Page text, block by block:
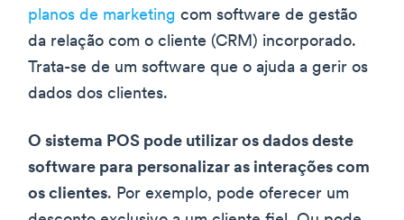
planos de marketing com software de gestão
da relação com o cliente (CRM) incorporado.
Trata-se de um software que o ajuda a gerir os
dados dos clientes.
O sistema POS pode utilizar os dados deste
software para personalizar as interações com
os clientes. Por exemplo, pode oferecer um